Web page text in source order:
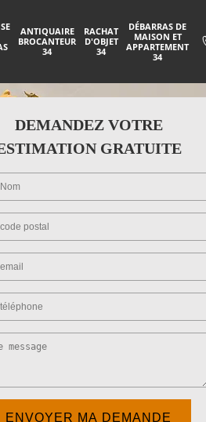
ANTIQUAIRE
BROCANTEUR
34
RACHAT
D'OBJET
34
DÉBARRAS DE
MAISON ET
APPARTEMENT
34
DEMANDEZ VOTRE
GRATUITE